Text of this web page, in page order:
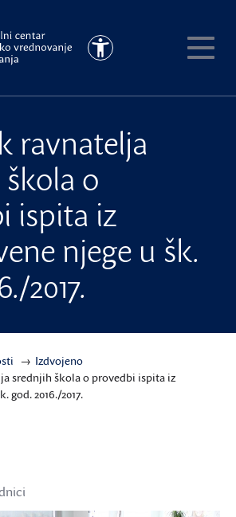
Pristupačnost
ravnatelja
o
ispita iz
njege u šk.
2017.
Izdvojeno
srednjih škola o provedbi ispita iz
god. 2016./2017.